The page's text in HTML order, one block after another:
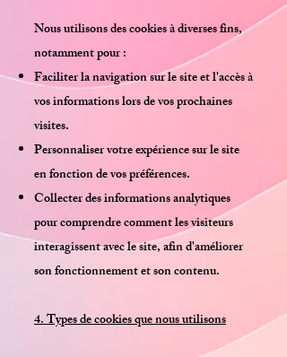
Nous utilisons des cookies à diverses fins,
notamment pour :
Faciliter la navigation sur le site et l'accès à
vos informations lors de vos prochaines
visites.
Personnaliser votre expérience sur le site
en fonction de vos préférences.
Collecter des informations analytiques
pour comprendre comment les visiteurs
interagissent avec le site, afin d'améliorer
son fonctionnement et son contenu.
4. Types de cookies que nous utilisons